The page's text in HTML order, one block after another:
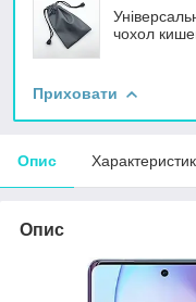
чохол
Приховати
Опис
Опис